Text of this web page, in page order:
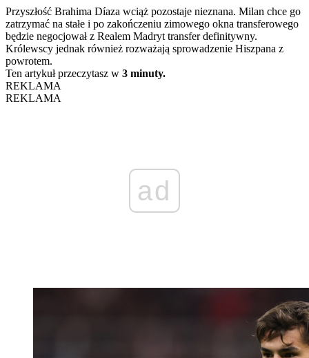
Przyszłość Brahima Díaza wciąż pozostaje nieznana. Milan chce go
zatrzymać na stałe i po zakończeniu zimowego okna transferowego
będzie negocjował z Realem Madryt transfer definitywny.
Królewscy jednak również rozważają sprowadzenie Hiszpana z
powrotem.
Ten artykuł przeczytasz w 3 minuty.
REKLAMA
REKLAMA
ad